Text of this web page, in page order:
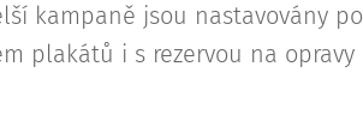
kampaně jsou nastavovány po
plakátů i s rezervou na opravy